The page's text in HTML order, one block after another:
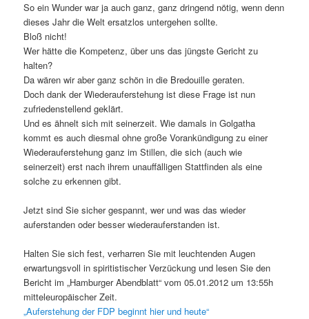
So ein Wunder war ja auch ganz, ganz dringend nötig, wenn denn
dieses Jahr die Welt ersatzlos untergehen sollte.
Bloß nicht!
Wer hätte die Kompetenz, über uns das jüngste Gericht zu
halten?
Da wären wir aber ganz schön in die Bredouille geraten.
Doch dank der Wiederauferstehung ist diese Frage ist nun
zufriedenstellend geklärt.
Und es ähnelt sich mit seinerzeit. Wie damals in Golgatha
kommt es auch diesmal ohne große Vorankündigung zu einer
Wiederauferstehung ganz im Stillen, die sich (auch wie
seinerzeit) erst nach ihrem unauffälligen Stattfinden als eine
solche zu erkennen gibt.
Jetzt sind Sie sicher gespannt, wer und was das wieder
auferstanden oder besser wiederauferstanden ist.
Halten Sie sich fest, verharren Sie mit leuchtenden Augen
erwartungsvoll in spiritistischer Verzückung und lesen Sie den
Bericht im „Hamburger Abendblatt“ vom 05.01.2012 um 13:55h
mitteleuropäischer Zeit.
„Auferstehung der FDP beginnt hier und heute“